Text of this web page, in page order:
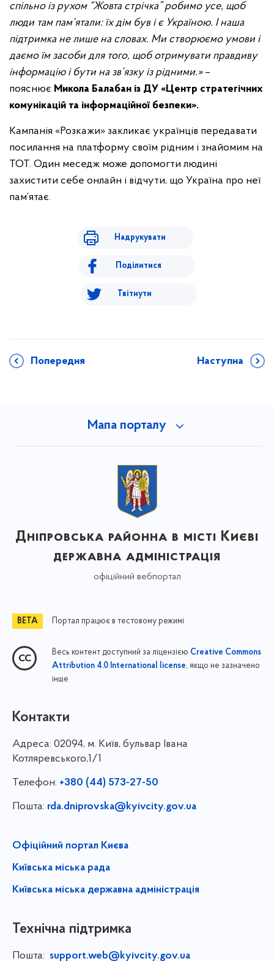
спільно із рухом “Жовта стрічка” робимо усе, щоб
люди там пам’ятали: їх дім був і є Україною. І наша
підтримка не лише на словах. Ми створюємо умови і
даємо їм засоби для того, щоб отримувати правдиву
інформацію і бути на зв’язку із рідними.» –
пояснює Микола Балабан із ДУ «Центр стратегічних
комунікацій та інформаційної безпеки».
Кампанія «Розкажи» закликає українців передавати
посилання на платформу своїм рідним і знайомим на
ТОТ. Один меседж може допомогти людині
захистити себе онлайн і відчути, що Україна про неї
пам’ятає.
Надрукувати
Поділитися
Твітнути
Попередня Наступна
Мапа порталу
Дніпровська районна в місті Києві
державна адміністрація
офіційний вебпортал
Портал працює в тестовому режимі
Весь контент доступний за ліцензією Creative Commons
Attribution 4.0 International license, якщо не зазначено
інше
Контакти
Адреса: 02094, м. Київ, бульвар Івана
Котляревського,1/1
Телефон: +380 (44) 573-27-50
Пошта: rda.dniprovska@kyivcity.gov.ua
Офіційний портал Києва
Київська міська рада
Київська міська державна адміністрація
Технічна підтримка
Пошта: support.web@kyivcity.gov.ua